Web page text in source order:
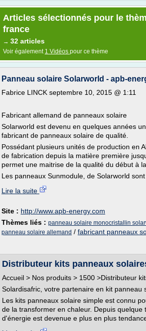
Articles sélectionnés pour le
france
→ 32 articles
Voir également 1 Vidéos pour ce thème
Panneau solaire Solarworld - apb-
Fabrice LINCK septembre 10, 2015 @ 1:11
Fabricant allemand de panneaux solaire
Solarworld est devenu en quelques années
fabricant de panneaux solaire de qualité.
Possédant plusieurs unités de production en
de fabrication depuis la matière première
permet une maitrise de la qualité du début à
Les panneaux Sunmodule, de Solarworld sont
Lire la suite
Site : http://www.apb-energy.com
Thèmes liés : panneau solaire monocristallin
panneau solaire allemand / fabricant panneaux
Distributeur kits panneaux
Accueil > Nos produits > 1500 >Distributeur
Solardisafric, votre partenaire en kit panneau
Les kits panneaux solaire simple est connu
de la transformer en chaleur. Depuis
d'énergie est devenue e plus en plus